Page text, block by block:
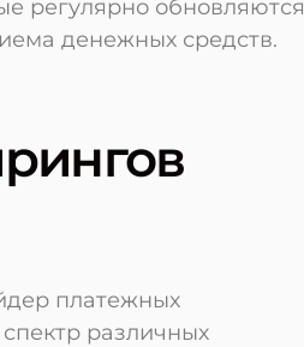
регулярно обновляются
денежных средств.
платежных
различных